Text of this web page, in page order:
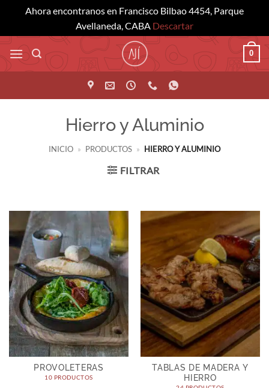
Ahora encontranos en Francisco Bilbao 4454, Parque
Avellaneda, CABA Descartar
Saltar
al
contenido
0
Hierro y Aluminio
INICIO » PRODUCTOS » HIERRO Y ALUMINIO
FILTRAR
PROVOLETERAS
10 PRODUCTOS
TABLAS DE MADERA Y
HIERRO